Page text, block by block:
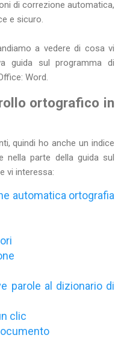
di correzione automatica,
e sicuro.
a vedere di cosa vi
guida sul programma di
Word.
ortografico in
quindi ho anche un indice
nella parte della guida sul
vi interessa:
automatica ortografia
parole al dizionario di
clic